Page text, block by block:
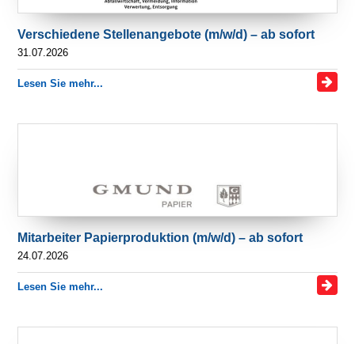
Verschiedene Stellenangebote (m/w/d) – ab sofort
31.07.2026
Lesen Sie mehr...
Mitarbeiter Papierproduktion (m/w/d) – ab sofort
24.07.2026
Lesen Sie mehr...